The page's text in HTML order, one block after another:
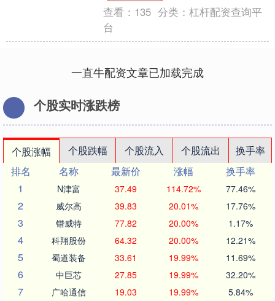
查看： 135 分类：杠杆配资查询平
台
一直牛配资文章已加载完成
个股实时涨跌榜
个股涨幅 个股跌幅 个股流入 个股流出
换手率
排名
名称 最新价 涨幅
换手率
1
N津富 37.49 114.72% 77.46%
2 威尔高 39.83 20.01% 17.76%
3 锴威特 77.82 20.00% 1.17%
4 科翔股份 64.32 20.00% 12.21%
5 蜀道装备 33.61 19.99% 11.69%
6 中巨芯 27.85 19.99% 32.20%
7 广哈通信 19.03 19.99% 5.84%